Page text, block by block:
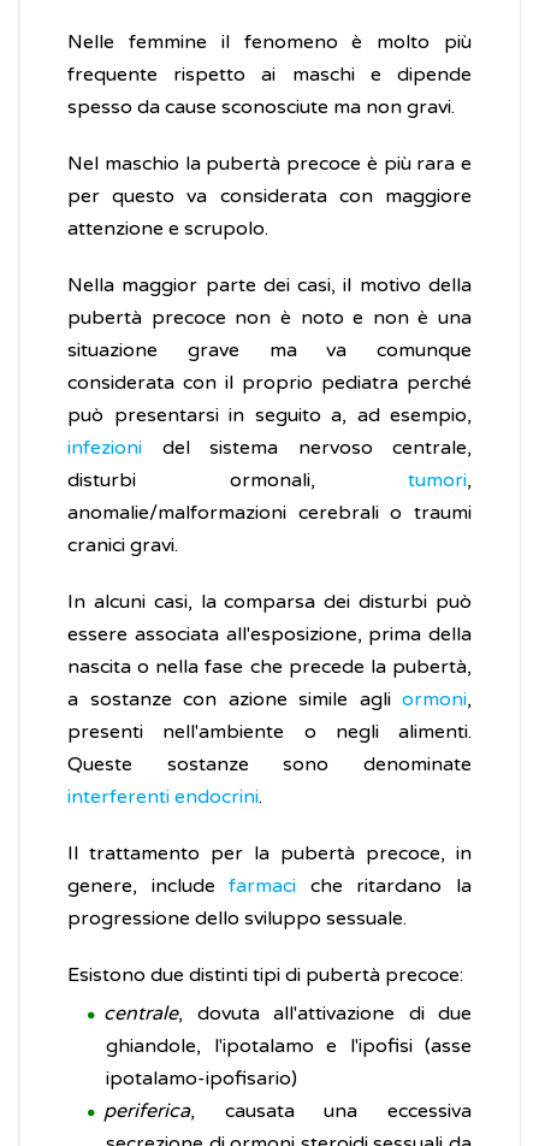
Nelle femmine il fenomeno è molto più
frequente rispetto ai maschi e dipende
spesso da cause sconosciute ma non gravi.
Nel maschio la pubertà precoce è più rara e
per questo va considerata con maggiore
attenzione e scrupolo.
Nella maggior parte dei casi, il motivo della
pubertà precoce non è noto e non è una
situazione grave ma va comunque
considerata con il proprio pediatra perché
può presentarsi in seguito a, ad esempio,
infezioni del sistema nervoso centrale,
disturbi ormonali, tumori,
anomalie/malformazioni cerebrali o traumi
cranici gravi.
In alcuni casi, la comparsa dei disturbi può
essere associata all'esposizione, prima della
nascita o nella fase che precede la pubertà,
a sostanze con azione simile agli ormoni,
presenti nell'ambiente o negli alimenti.
Queste sostanze sono denominate
interferenti endocrini.
Il trattamento per la pubertà precoce, in
genere, includefarmaci che ritardano la
progressione dello sviluppo sessuale.
Esistono due distinti tipi di pubertà precoce:
centrale, dovuta all'attivazione di due
ghiandole, l'ipotalamo e l'ipofisi (asse
ipotalamo-ipofisario)
periferica, causata una eccessiva